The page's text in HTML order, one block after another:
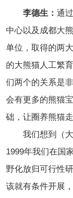
李德生： 通
中心以及成都大
单位，取得的两
的大熊猫人工繁
们两个的关系是
会有更多的熊猫
础，让圈养熊猫
我们想到（
1999年我们在国
野化放归可行性
该就有条件开展